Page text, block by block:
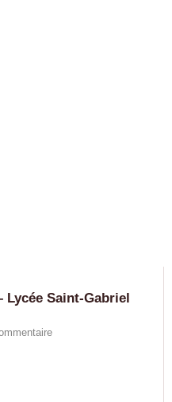
Lycée Saint-Gabriel